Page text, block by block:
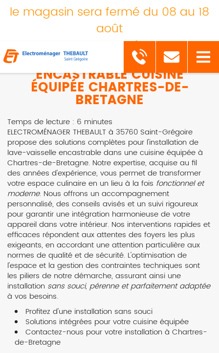
le magasin sera fermé du 08 au 18
août
pour congés
INSTALLATION LAVE-VAISSELLE
ENCASTRABLE CUISINE
ÉQUIPÉE CHARTRES-DE-
BRETAGNE
Temps de lecture : 6 minutes
ELECTROMÉNAGER THEBAULT à 35760 Saint-Grégoire
propose des solutions complètes pour l'installation de
lave-vaisselle encastrable dans une cuisine équipée à
Chartres-de-Bretagne. Notre expertise, acquise au fil
des années d'expérience, vous permet de transformer
votre espace culinaire en un lieu à la fois fonctionnel et
moderne. Nous offrons un accompagnement
personnalisé, des conseils avisés et un suivi rigoureux
pour garantir une intégration harmonieuse de votre
appareil dans votre intérieur. Nos interventions rapides et
efficaces répondent aux attentes des foyers les plus
exigeants, en accordant une attention particulière aux
normes de qualité et de sécurité. L'optimisation de
l'espace et la gestion des contraintes techniques sont
les piliers de notre démarche, assurant ainsi une
installation sans souci, pérenne et parfaitement adaptée
à vos besoins.
Profitez d'une installation sans souci
Solutions intégrées pour votre cuisine équipée
Contactez-nous pour votre installation à Chartres-
de-Bretagne